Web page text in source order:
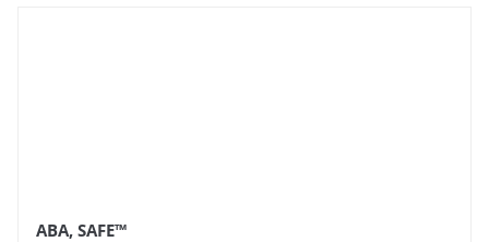
ABA, SAFE™